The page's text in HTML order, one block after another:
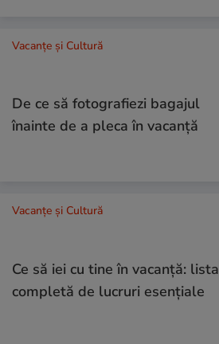
Vacanțe și Cultură
De ce să fotografiezi bagajul
înainte de a pleca în vacanță
Vacanțe și Cultură
Ce să iei cu tine în vacanță: lista
completă de lucruri esențiale